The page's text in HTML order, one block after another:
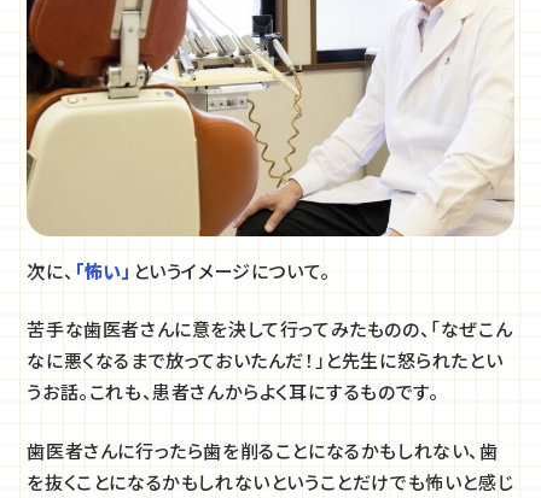
次に、 「怖い」 というイメージについて。
苦手な歯医者さんに意を決して行ってみたものの、「なぜこん
なに悪くなるまで放っておいたんだ！」と先生に怒られたとい
うお話。これも、患者さんからよく耳にするものです。
歯医者さんに行ったら歯を削ることになるかもしれない、歯
を抜くことになるかもしれないということだけでも怖いと感じ